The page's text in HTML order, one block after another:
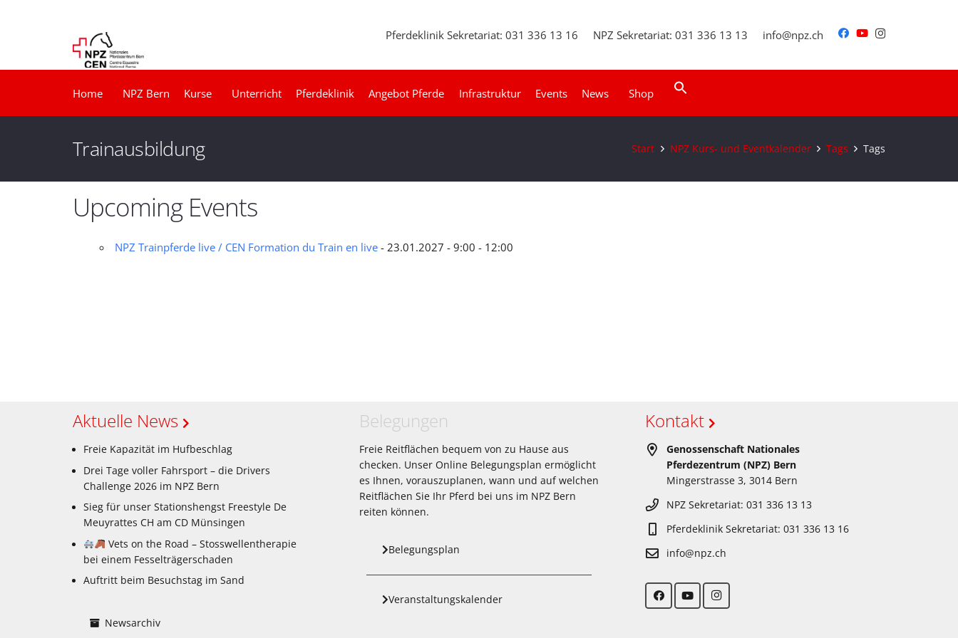
Pferdeklinik Sekretariat: 031 336 13 16 NPZ Sekretariat: 031 336 13 13 info@npz.ch
Home NPZ Bern Kurse Unterricht Pferdeklinik Angebot Pferde Infrastruktur Events News Shop for:
Trainausbildung Start NPZ Kurs- und Eventkalender Tags Tags
Upcoming Events
NPZ Trainpferde live / CEN Formation du Train en live- 23.01.2027 - 9:00 - 12:00
Aktuelle News
Freie Kapazität im Hufbeschlag
Drei Tage voller Fahrsport – die Drivers
Challenge 2026 im NPZ Bern
Sieg für unser Stationshengst Freestyle De
Meuyrattes CH am CD Münsingen
Vets on the Road – Stosswellentherapie
bei einem Fesselträgerschaden
Auftritt beim Besuchstag im Sand
Newsarchiv
Belegungen
Freie Reitflächen bequem von zu Hause aus
checken. Unser Online Belegungsplan ermöglicht
es Ihnen, vorauszuplanen, wann und auf welchen
Reitflächen Sie Ihr Pferd bei uns im NPZ Bern
reiten können.
Belegungsplan
Veranstaltungskalender
Kontakt
Genossenschaft Nationales
Pferdezentrum (NPZ) Bern
Mingerstrasse 3, 3014 Bern
NPZ Sekretariat: 031 336 13 13
Pferdeklinik Sekretariat: 031 336 13 16
info@npz.ch